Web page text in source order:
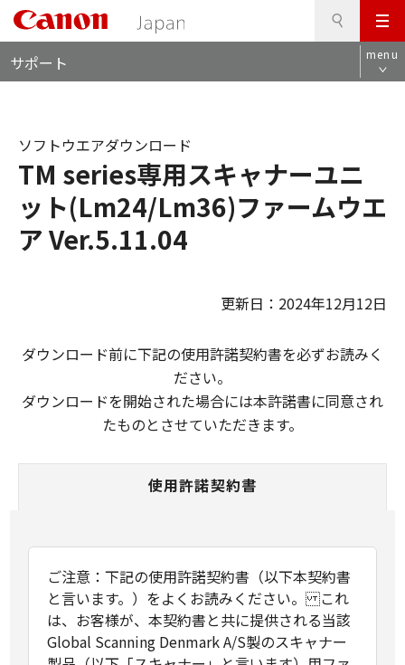
メ
ニ
ュ
サポート menu
TM series専用スキャナーユニ
ット(Lm24/Lm36)ファームウエ
ア Ver.5.11.04
ソフトウエアダウンロード
更新日：2024年12月12日
ダウンロード前に下記の使用許諾契約書を必ずお読みく
ださい。
ダウンロードを開始された場合には本許諾書に同意され
たものとさせていただきます。
使用許諾契約書
ご注意：下記の使用許諾契約書（以下本契約書
と言います。）をよくお読みください。 これ
は、お客様が、本契約書と共に提供される当該
Global Scanning Denmark A/S製のスキャナー